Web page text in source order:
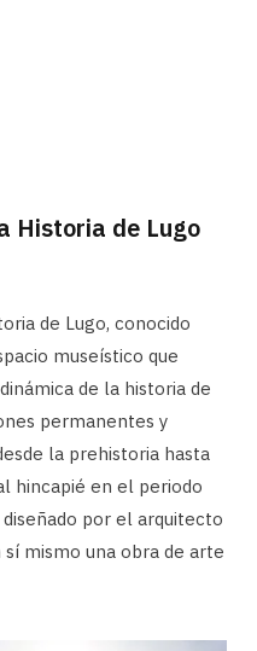
Historia de Lugo
de Lugo, conocido
museístico que
de la historia de
permanentes y
la prehistoria hasta
hincapié en el periodo
por el arquitecto
mismo una obra de arte